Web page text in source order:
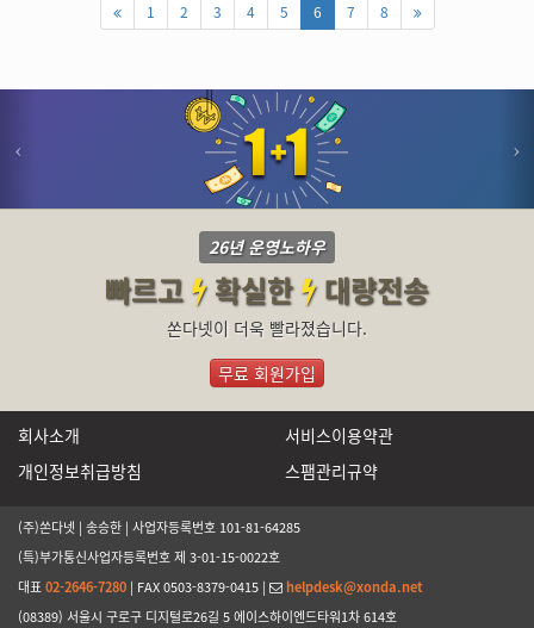
1 2 3 4 5 6 7 8
26년 운영노하우
빠르고 확실한 대량전송
쏜다넷이 더욱 빨라졌습니다.
무료 회원가입
회사소개
서비스이용약관
개인정보취급방침
스팸관리규약
(주)쏜다넷 | 송승한 | 사업자등록번호 101-81-64285
(특)부가통신사업자등록번호 제 3-01-15-0022호
대표02-2646-7280 | FAX 0503-8379-0415 |
helpdesk@xonda.net
(08389) 서울시 구로구 디지털로26길 5 에이스하이엔드타워1차 614호